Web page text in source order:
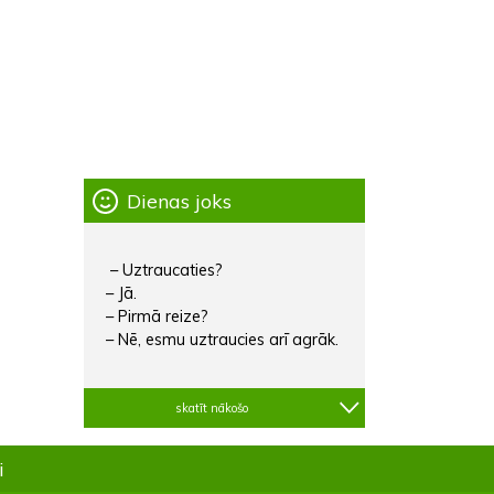
Dienas joks
– Uztraucaties?
– Jā.
– Pirmā reize?
– Nē, esmu uztraucies arī agrāk.
skatīt nākošo